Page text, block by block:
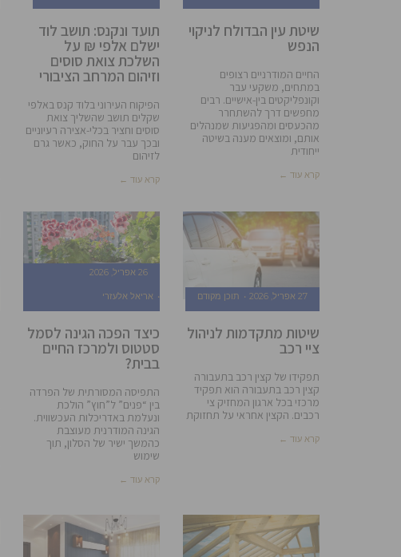
שיטת עין הבדולח לניקוי
הנפש
החיים המודרניים רצופים
במתחים, משקעי עבר
וקונפליקטים בין-אישיים. רבים
מחפשים דרך להשתחרר
מהכעסים ומהפגיעות שמנהלים
אותם, ומוצאים מענה בשיטה
ייחודית
קרא עוד ←
תועד ונקנס: תושב לוד
ישלם אלפי ₪ על
השלכת צואת סוסים
וזיהום המרחב הציבורי
הפיקוח העירוני בלוד קנס באלפי
שקלים תושב שהשליך צואת
סוסים וחציר בכלי-אצירה רעיוניים
ובכך עבר על החוק, כאשר גרם
לזיהום
קרא עוד ←
27 אפריל, 2026 תוכן מקודם
שיטות מתקדמות לניהול
ציי רכב
תפקידו של קצין רכב בתעבורה
קצין רכב בתעבורה הוא תפקיד
מרכזי בכל ארגון המחזיק צי
רכבים. הקצין אחראי על תחזוקת
קרא עוד ←
26 אפריל, 2026
אריאל אלעזרי
כיצד הפכה הגינה לסמל
סטטוס ולמרכז החיים
בבית?
התפיסה המסורתית של הפרדה
בין “פנים” ל”חוץ” הולכת
ונעלמת באדריכלות העכשווית.
הגינה המודרנית מעוצבת
כהמשך ישיר של הסלון, תוך
שימוש
קרא עוד ←